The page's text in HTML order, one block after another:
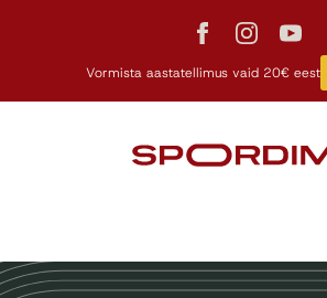
Vormista aastatellimus vaid 20€ eest